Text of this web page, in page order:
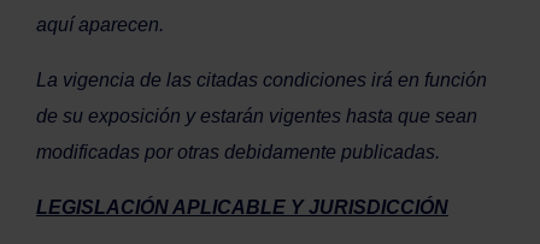
aquí aparecen.
La vigencia de las citadas condiciones irá en función
de su exposición y estarán vigentes hasta que sean
modificadas por otras debidamente publicadas.
LEGISLACIÓN APLICABLE Y JURISDICCIÓN